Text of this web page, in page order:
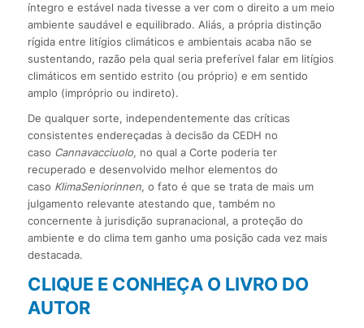
íntegro e estável nada tivesse a ver com o direito a um meio
ambiente saudável e equilibrado. Aliás, a própria distinção
rígida entre litígios climáticos e ambientais acaba não se
sustentando, razão pela qual seria preferível falar em litígios
climáticos em sentido estrito (ou próprio) e em sentido
amplo (impróprio ou indireto).
De qualquer sorte, independentemente das críticas
consistentes endereçadas à decisão da CEDH no
caso Cannavacciuolo, no qual a Corte poderia ter
recuperado e desenvolvido melhor elementos do
caso KlimaSeniorinnen, o fato é que se trata de mais um
julgamento relevante atestando que, também no
concernente à jurisdição supranacional, a proteção do
ambiente e do clima tem ganho uma posição cada vez mais
destacada.
CLIQUE E CONHEÇA O LIVRO DO
AUTOR